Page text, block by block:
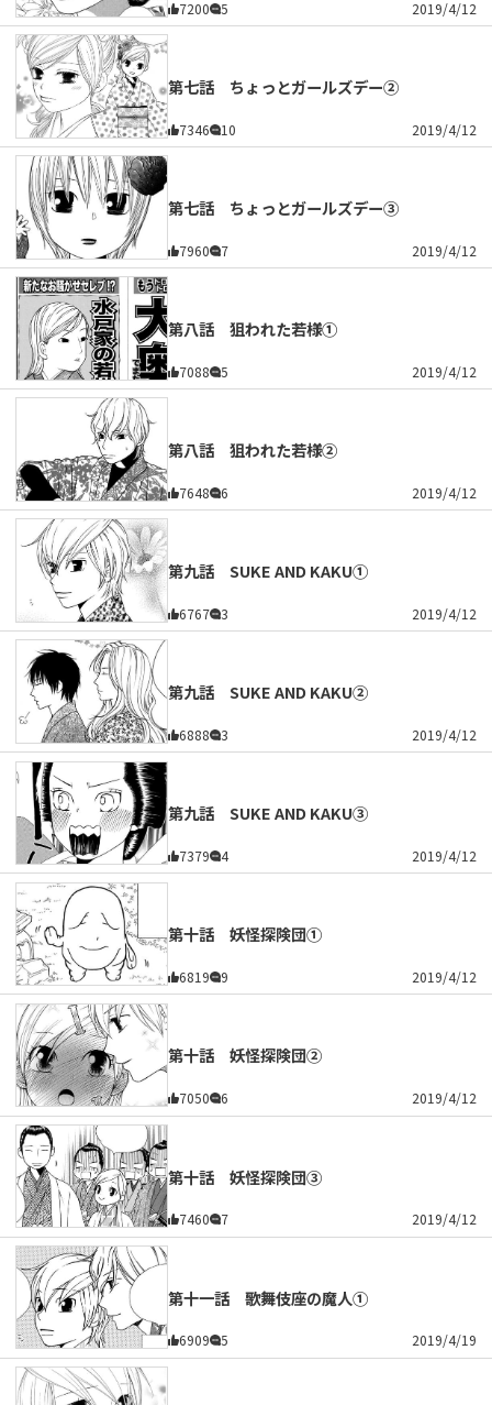
7200 5 2019/4/12
第七話 ちょっとガールズデー②
7346 10 2019/4/12
第七話 ちょっとガールズデー③
7960 7 2019/4/12
第八話 狙われた若様①
7088 5 2019/4/12
第八話 狙われた若様②
7648 6 2019/4/12
第九話 SUKE AND KAKU①
6767 3 2019/4/12
第九話 SUKE AND KAKU②
6888 3 2019/4/12
第九話 SUKE AND KAKU③
7379 4 2019/4/12
第十話 妖怪探険団①
6819 9 2019/4/12
第十話 妖怪探険団②
7050 6 2019/4/12
第十話 妖怪探険団③
7460 7 2019/4/12
第十一話 歌舞伎座の魔人①
6909 5 2019/4/19